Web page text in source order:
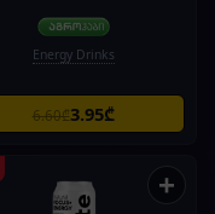
Energy Drinks
6.60₾3.95₾
+